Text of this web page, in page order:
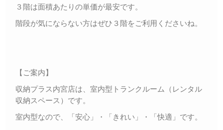
３階は面積あたりの単価が最安です。
階段が気にならない方はぜひ３階をご利用くださいね。
【ご案内】
収納プラス内宮店は、室内型トランクルーム（レンタル
収納スペース）です。
室内型なので、「安心」・「きれい」・「快適」です。